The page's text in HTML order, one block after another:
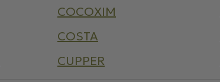
COCOXIM
COSTA
CUPPER